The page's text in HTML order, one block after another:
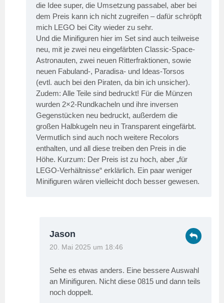
die Idee super, die Umsetzung passabel, aber bei
dem Preis kann ich nicht zugreifen – dafür schröpft
mich LEGO bei City wieder zu sehr.
Und die Minifiguren hier im Set sind auch teilweise
neu, mit je zwei neu eingefärbten Classic-Space-
Astronauten, zwei neuen Ritterfraktionen, sowie
neuen Fabuland-, Paradisa- und Ideas-Torsos
(evtl. auch bei den Piraten, da bin ich unsicher).
Zudem: Alle Teile sind bedruckt! Für die Münzen
wurden 2×2-Rundkacheln und ihre inversen
Gegenstücken neu bedruckt, außerdem die
großen Halbkugeln neu in Transparent eingefärbt.
Vermutlich sind auch noch weitere Recolors
enthalten, und all diese treiben den Preis in die
Höhe. Kurzum: Der Preis ist zu hoch, aber „für
LEGO-Verhältnisse“ erklärlich. Ein paar weniger
Minifiguren wären vielleicht doch besser gewesen.
Jason
20. Mai 2025 um 18:46
Sehe es etwas anders. Eine bessere Auswahl
an Minifiguren. Nicht diese 0815 und dann teils
noch doppelt.